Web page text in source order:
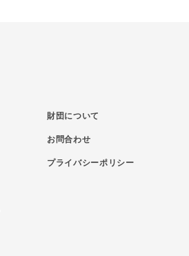
財団について
お問合わせ
プライバシーポリシー